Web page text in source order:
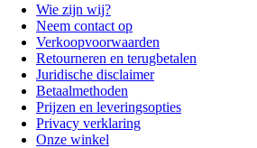
Wie zijn wij?
Neem contact op
Verkoopvoorwaarden
Retourneren en terugbetalen
Juridische disclaimer
Betaalmethoden
Prijzen en leveringsopties
Privacy verklaring
Onze winkel